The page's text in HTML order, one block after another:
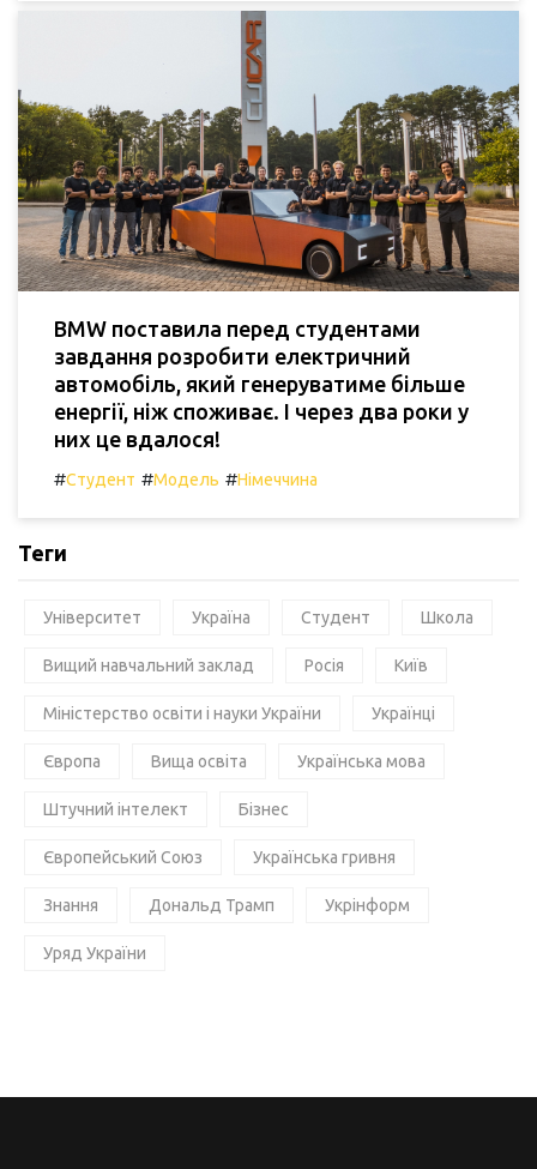
BMW поставила перед студентами
завдання розробити електричний
автомобіль, який генеруватиме більше
енергії, ніж споживає. І через два роки у
них це вдалося!
#Студент #Модель #Німеччина
Теги
Університет Україна Студент Школа
Вищий навчальний заклад Росія Київ
Міністерство освіти і науки України Українці
Європа Вища освіта Українська мова
Штучний інтелект Бізнес
Європейський Союз Українська гривня
Знання Дональд Трамп Укрінформ
Уряд України